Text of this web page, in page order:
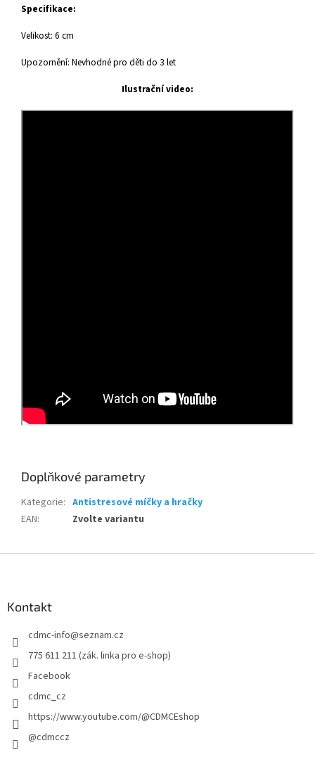
Specifikace:
Velikost: 6 cm
Upozornění: Nevhodné pro děti do 3 let
Ilustrační video:
Doplňkové parametry
Kategorie: Antistresové míčky a hračky
EAN: Zvolte variantu
Kontakt
cdmc-info@seznam.cz
775 611 211 (zák. linka pro e-shop)
Facebook
cdmc_cz
https://www.youtube.com/@CDMCEshop
@cdmccz